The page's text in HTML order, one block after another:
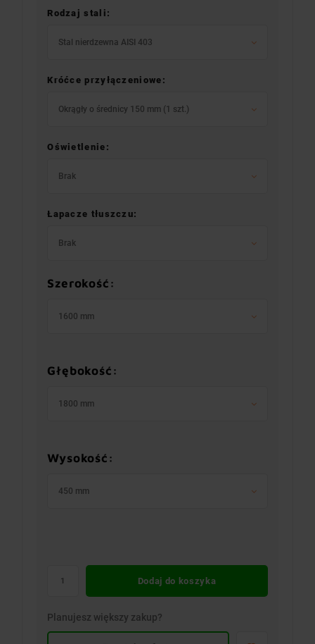
Rodzaj stali:
Stal nierdzewna AISI 403
Króćce przyłączeniowe:
Okrągły o średnicy 150 mm (1 szt.)
Oświetlenie:
Brak
Łapacze tłuszczu:
Brak
Szerokość:
1600 mm
Głębokość:
1800 mm
Wysokość:
450 mm
Dodaj do koszyka
Planujesz większy zakup?